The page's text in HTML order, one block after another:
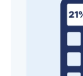
ir atrodama